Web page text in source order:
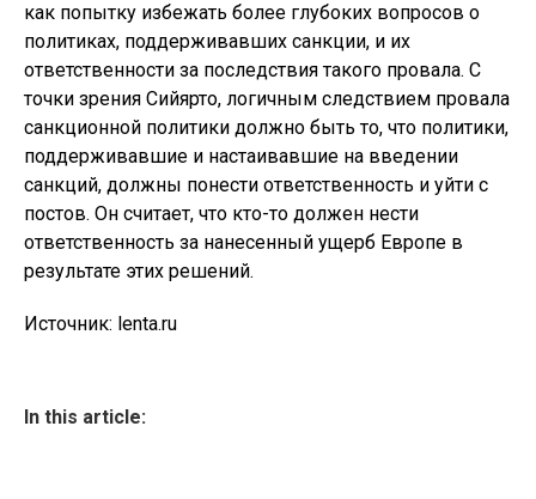
как попытку избежать более глубоких вопросов о
политиках, поддерживавших санкции, и их
ответственности за последствия такого провала. С
точки зрения Сийярто, логичным следствием провала
санкционной политики должно быть то, что политики,
поддерживавшие и настаивавшие на введении
санкций, должны понести ответственность и уйти с
постов. Он считает, что кто-то должен нести
ответственность за нанесенный ущерб Европе в
результате этих решений.
Источник: lenta.ru
In this article: